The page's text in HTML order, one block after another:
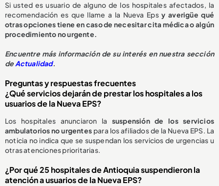
Si usted es usuario de alguno de los hospitales afectados, la
recomendación es que llame a la Nueva Epsy averigüe qué
otras opciones tiene en caso de necesitar cita médica o algún
procedimiento no urgente.
Encuentre más información de su interés en nuestra sección
deActualidad.
Preguntas y respuestas frecuentes
¿Qué servicios dejarán de prestar los hospitales a los
usuarios de la Nueva EPS?
Los hospitales anunciaron la suspensión de los servicios
ambulatorios no urgentes para los afiliados de la Nueva EPS. La
noticia no indica que se suspendan los servicios de urgencias u
otras atenciones prioritarias.
¿Por qué 25 hospitales de Antioquia suspendieron la
atención a usuarios de la Nueva EPS?